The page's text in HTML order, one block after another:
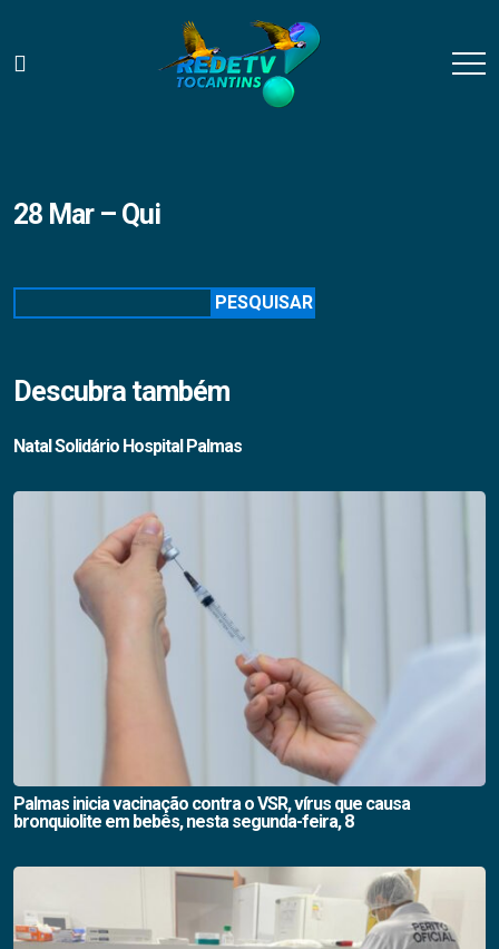
28 Mar – Qui
PESQUISAR
Descubra também
Natal Solidário Hospital Palmas
Palmas inicia vacinação contra o VSR, vírus que causa
bronquiolite em bebês, nesta segunda-feira, 8